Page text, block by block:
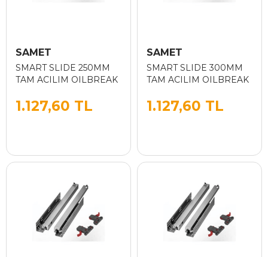
SAMET
SMART SLIDE 250MM
TAM ACILIM OILBREAK
1.127,60 TL
SAMET
SMART SLIDE 300MM
TAM ACILIM OILBREAK
1.127,60 TL